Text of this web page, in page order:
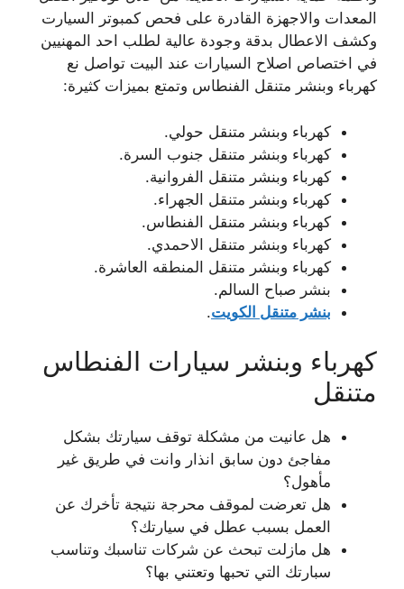
المعدات والاجهزة القادرة على فحص كمبوتر السيارت
وكشف الاعطال بدقة وجودة عالية لطلب احد المهنيين
في اختصاص اصلاح السيارات عند البيت تواصل نع
كهرباء وبنشر متنقل الفنطاس وتمتع بميزات كثيرة:
كهرباء وبنشر متنقل حولي.
كهرباء وبنشر متنقل جنوب السرة.
كهرباء وبنشر متنقل الفروانية.
كهرباء وبنشر متنقل الجهراء.
كهرباء وبنشر متنقل الفنطاس.
كهرباء وبنشر متنقل الاحمدي.
كهرباء وبنشر متنقل المنطقه العاشرة.
بنشر صباح السالم.
بنشر متنقل الكويت.
كهرباء وبنشر سيارات الفنطاس
متنقل
هل عانيت من مشكلة توقف سيارتك بشكل
مفاجئ دون سابق انذار وانت في طريق غير
مأهول؟
هل تعرضت لموقف محرجة نتيجة تأخرك عن
العمل بسبب عطل في سيارتك؟
هل مازلت تبحث عن شركات تناسبك وتناسب
سبارتك التي تحبها وتعتني بها؟